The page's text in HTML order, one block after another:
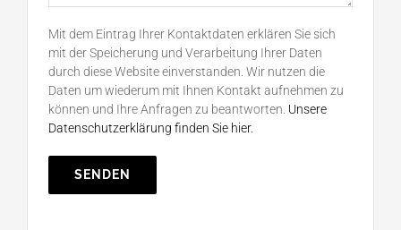
Mit dem Eintrag Ihrer Kontaktdaten erklären Sie sich
mit der Speicherung und Verarbeitung Ihrer Daten
durch diese Website einverstanden. Wir nutzen die
Daten um wiederum mit Ihnen Kontakt aufnehmen zu
können und Ihre Anfragen zu beantworten. Unsere
Datenschutzerklärung finden Sie hier.